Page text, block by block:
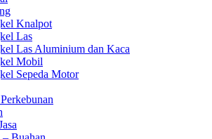
Knalpot
Las
Las Aluminium dan Kaca
Mobil
Sepeda Motor